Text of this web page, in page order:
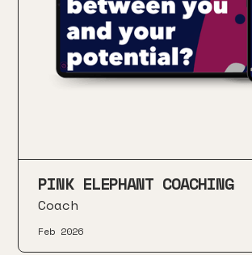
PINK ELEPHANT COACHING
Coach
Feb 2026